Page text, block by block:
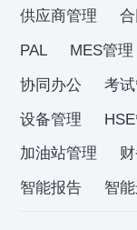
供应商管理
PAL
MES管理
协同办公
考
设备管理
加油站管理
智能报告
智